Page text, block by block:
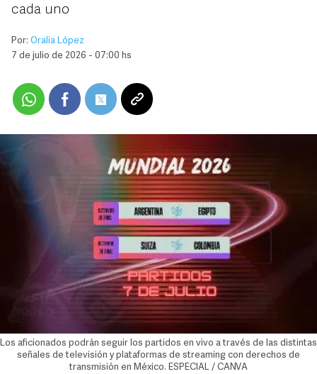
cada uno
Por: Oralia López
7 de julio de 2026 - 07:00 hs
Los aficionados podrán seguir los partidos en vivo a través de las distintas
señales de televisión y plataformas de streaming con derechos de
transmisión en México. ESPECIAL / CANVA